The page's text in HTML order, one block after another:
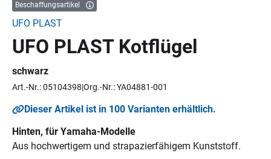
Beschaffungsartikel
UFO PLAST
UFO PLAST Kotflügel
schwarz
Art.-Nr.: 05104398 Org.-Nr.: YA04881-001
Dieser Artikel ist in 100 Varianten erhältlich.
Hinten, für Yamaha-Modelle
Aus hochwertigem und strapazierfähigem Kunststoff.